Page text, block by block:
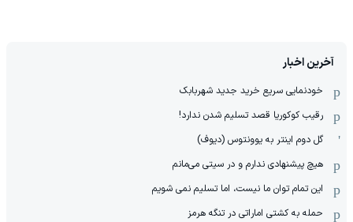
آخرین اخبار
خودنمایی سریع خرید جدید شهربابک
رقیب کوکوریا قصد تسلیم شدن ندارد!
گل دوم اینتر به یوونتوس (دیوف)
هیچ پیشنهادی ندارم و در سیتی می‌مانم
این تمام توان ما نیست، اما تسلیم نمی شویم
حمله به کشتی اماراتی در تنگه هرمز